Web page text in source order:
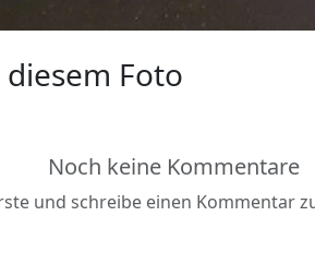
Foto
Noch keine Kommentare
und schreibe einen Kommentar